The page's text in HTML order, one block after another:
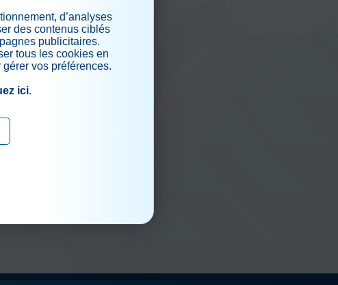
sociaux
d’analyses
des contenus ciblés
publicitaires.
tous les cookies en
vos préférences.
ici.